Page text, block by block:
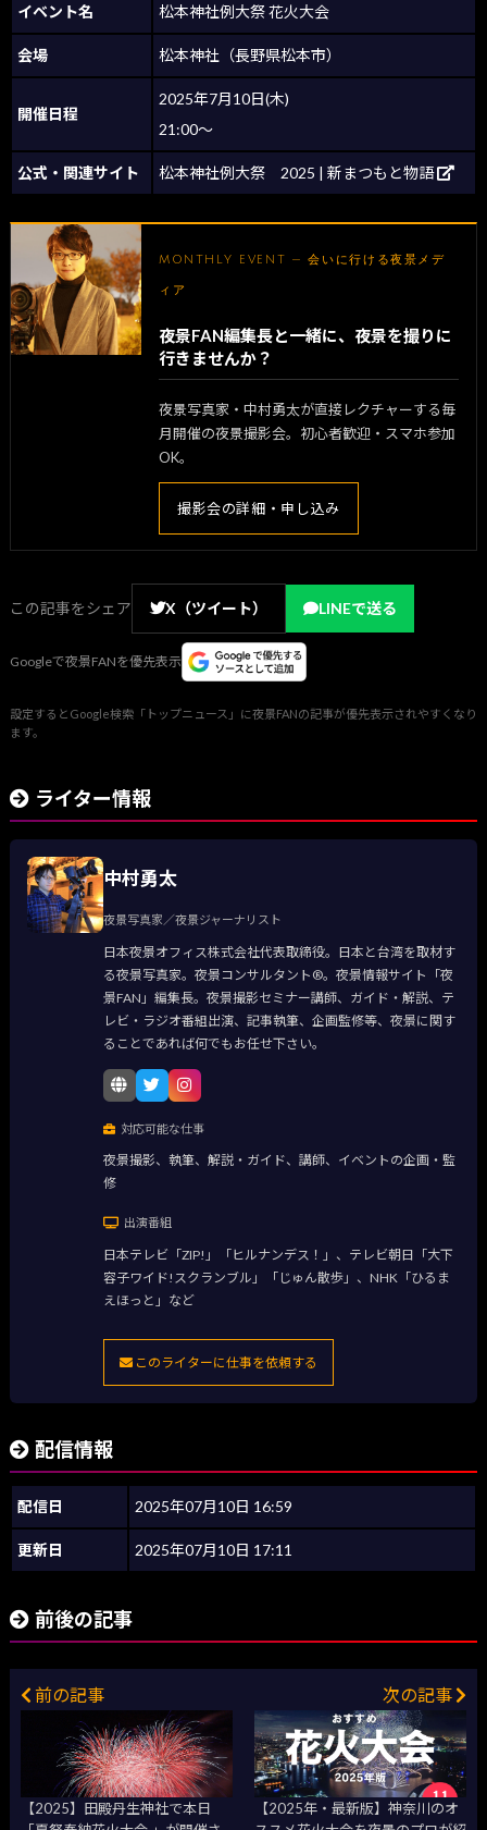
イベント名 松本神社例大祭 花火大会
会場 松本神社（長野県松本市）
開催日程
2025年7月10日(木)
21:00～
公式・関連サイト 松本神社例大祭 2025 | 新まつもと物語
MONTHLY EVENT — 会いに行ける夜景メデ
ィア
夜景FAN編集長と一緒に、夜景を撮りに
行きませんか？
夜景写真家・中村勇太が直接レクチャーする毎
月開催の夜景撮影会。初心者歓迎・スマホ参加
OK。
撮影会の詳細・申し込み
この記事をシェア X（ツイート） LINEで送る
Googleで夜景FANを優先表示
設定するとGoogle検索「トップニュース」に夜景FANの記事が優先表示されやすくなり
ます。
ライター情報
中村勇太
夜景写真家／夜景ジャーナリスト
日本夜景オフィス株式会社代表取締役。日本と台湾を取材す
る夜景写真家。夜景コンサルタント®。夜景情報サイト「夜
景FAN」編集長。夜景撮影セミナー講師、ガイド・解説、テ
レビ・ラジオ番組出演、記事執筆、企画監修等、夜景に関す
ることであれば何でもお任せ下さい。
対応可能な仕事
夜景撮影、執筆、解説・ガイド、講師、イベントの企画・監
修
出演番組
日本テレビ「ZIP!」「ヒルナンデス！」、テレビ朝日「大下
容子ワイド!スクランブル」「じゅん散歩」、NHK「ひるま
えほっと」など
このライターに仕事を依頼する
配信情報
配信日 2025年07月10日 16:59
更新日 2025年07月10日 17:11
前後の記事
前の記事
【2025】田殿丹生神社で本日
次の記事
【2025年・最新版】神奈川のオ